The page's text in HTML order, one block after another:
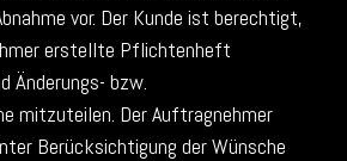
vor. Der Kunde ist berechtigt,
erstellte Pflichtenheft
Änderungs- bzw.
mitzuteilen. Der Auftragnehmer
Berücksichtigung der Wünsche